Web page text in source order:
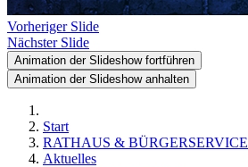
Vorheriger Slide
Nächster Slide
Animation der Slideshow fortführen
Animation der Slideshow anhalten
Start
RATHAUS & BÜRGERSERVICE
Aktuelles